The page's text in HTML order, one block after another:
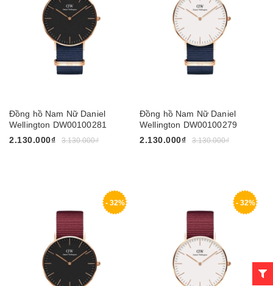
Đồng hồ Nam Nữ Daniel
Wellington DW00100281
2.130.000₫
3.130.000₫
Đồng hồ Nam Nữ Daniel
Wellington DW00100279
2.130.000₫
3.130.000₫
- 32% - 32%